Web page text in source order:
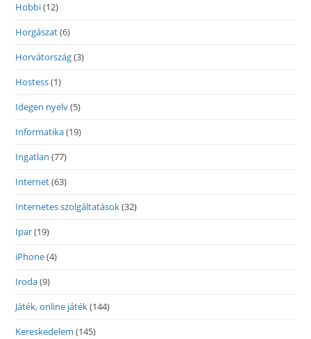
Hobbi(12)
Horgászat(6)
Horvátország(3)
Hostess(1)
Idegen nyelv(5)
Informatika(19)
Ingatlan (77)
Internet(63)
Internetes szolgáltatások(32)
Ipar(19)
iPhone(4)
Iroda(9)
Játék, online játék(144)
Kereskedelem (145)